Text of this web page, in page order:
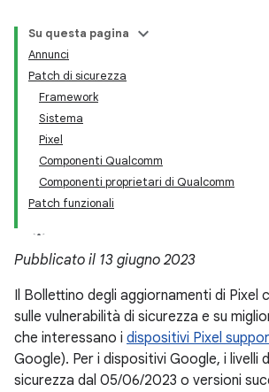
Su questa pagina
Annunci
Patch di sicurezza
Framework
Sistema
Pixel
Componenti Qualcomm
Componenti proprietari di Qualcomm
Patch funzionali
Pubblicato il 13 giugno 2023
Il Bollettino degli aggiornamenti di Pixel
sulle vulnerabilità di sicurezza e su
che interessano i dispositivi Pixel
Google). Per i dispositivi Google, i livelli
sicurezza dal 05/06/2023 o versioni